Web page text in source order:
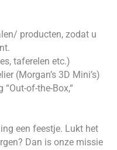
producten, zodat u
taferelen etc.)
(Morgan’s 3D Mini’s)
of-the-Box,“
een feestje. Lukt het
Dan is onze missie